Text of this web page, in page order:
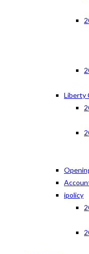
Liberty
ipolicy